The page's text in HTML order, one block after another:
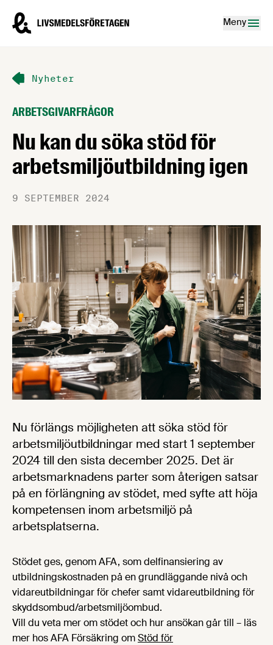
Livsmedelsföretagen – till startsidan
Meny
Nyheter
ARBETSGIVARFRÅGOR
Nu kan du söka stöd för
arbetsmiljöutbildning igen
9 SEPTEMBER 2024
Nu förlängs möjligheten att söka stöd för
arbetsmiljöutbildningar med start 1 september
2024 till den sista december 2025. Det är
arbetsmarknadens parter som återigen satsar
på en förlängning av stödet, med syfte att höja
kompetensen inom arbetsmiljö på
arbetsplatserna.
Stödet ges, genom AFA, som delfinansiering av
utbildningskostnaden på en grund­läggande nivå och
vidareutbildningar för chefer samt vidareutbildning för
skydds­ombud/arbetsmiljö­ombud.
Vill du veta mer om stödet och hur ansökan går till – läs
mer hos AFA Försäkring omStöd för